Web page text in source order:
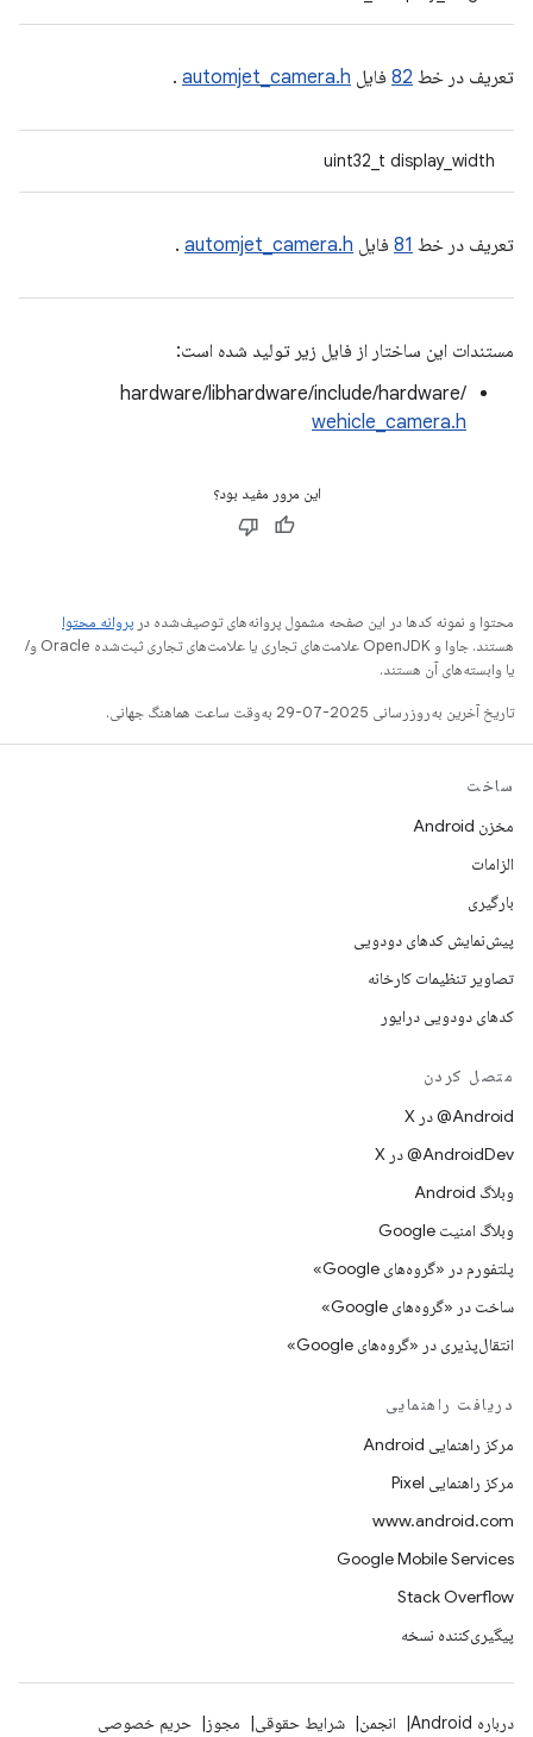
تعریف در خط 82 فایل automjet_camera.h
.
uint32_t display_width
تعریف در خط 81 فایل automjet_camera.h
.
مستندات این ساختار از فایل زیر تولید شده است:
hardware/libhardware/include/hardware/
wehicle_camera.h
این مرور مفید بود؟
محتوا و نمونه کدها در این صفحه مشمول پروانه‌های توصیف‌شده در پروانه محتوا
هستند. جاوا و OpenJDK علامت‌های تجاری یا علامت‌های تجاری ثبت‌شده Oracle و/
یا وابسته‌های آن هستند.
تاریخ آخرین به‌روزرسانی 2025-07-29 به‌وقت ساعت هماهنگ جهانی.
ساخت
مخزن Android
الزامات
بارگیری
پیش‌نمایش کدهای دودویی
تصاویر تنظیمات کارخانه
کدهای دودویی درایور
متصل کردن
‫‎@Android در X
‫‎@AndroidDev در X
وبلاگ Android
وبلاگ امنیت Google
پلتفورم در «گروه‌های Google»
ساخت در «گروه‌های Google»
انتقال‌پذیری در «گروه‌های Google»
دریافت راهنمایی
مرکز راهنمایی Android
مرکز راهنمایی Pixel
www.android.com
Google Mobile Services
Stack Overflow
پیگیری‌کننده نسخه
درباره Android انجمن شرایط حقوقی مجوز
حریم خصوصی